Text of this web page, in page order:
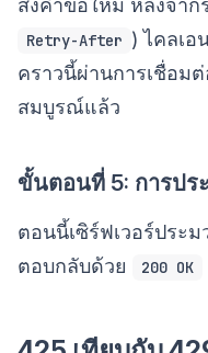
ส่งคำขอใหม่ หลังจา
Retry-After ) ไคลเ
คราวนี้ผ่านการเชื่อม
สมบูรณ์แล้ว
ขั้นตอนที่ 5: การปร
ตอนนี้เซิร์ฟเวอร์ประ
ตอบกลับด้วย
200 OK